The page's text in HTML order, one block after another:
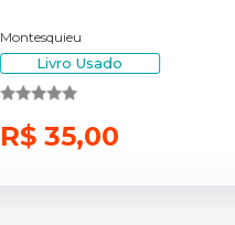
Montesquieu
Livro Usado
R$ 35,00